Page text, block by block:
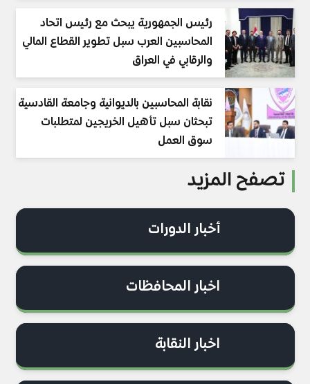
رئيس الجمهورية يبحث مع رئيس اتحاد
المحاسبين العرب سبل تطوير القطاع المالي
والرقابي في العراق
نقابة المحاسبين بالديوانية وجامعة القادسية
تبحثان سبل تأهيل الخريجين لمتطلبات
سوق العمل
تصفح المزيد
أخبار الدورات
اخبار المحافظات
اخبار النقابة